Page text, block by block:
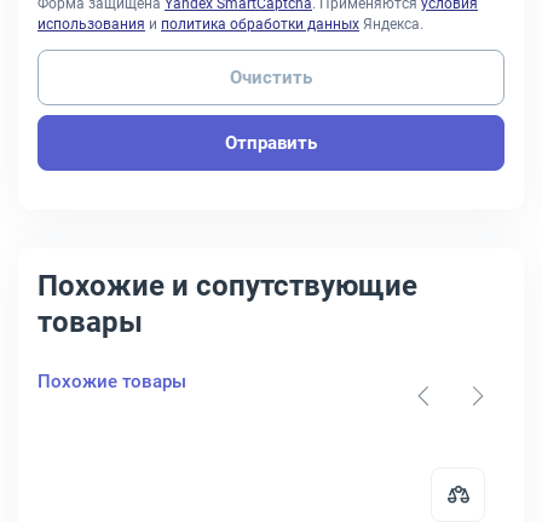
использования и политика обработки данных Яндекса.
Очистить
Отправить
Похожие и сопутствующие
товары
Похожие товары